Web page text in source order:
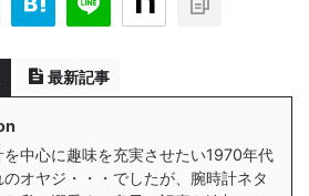
最新記事
を中心に趣味を充実させたい1970年代
のオヤジ・・・でしたが、腕時計ネタ